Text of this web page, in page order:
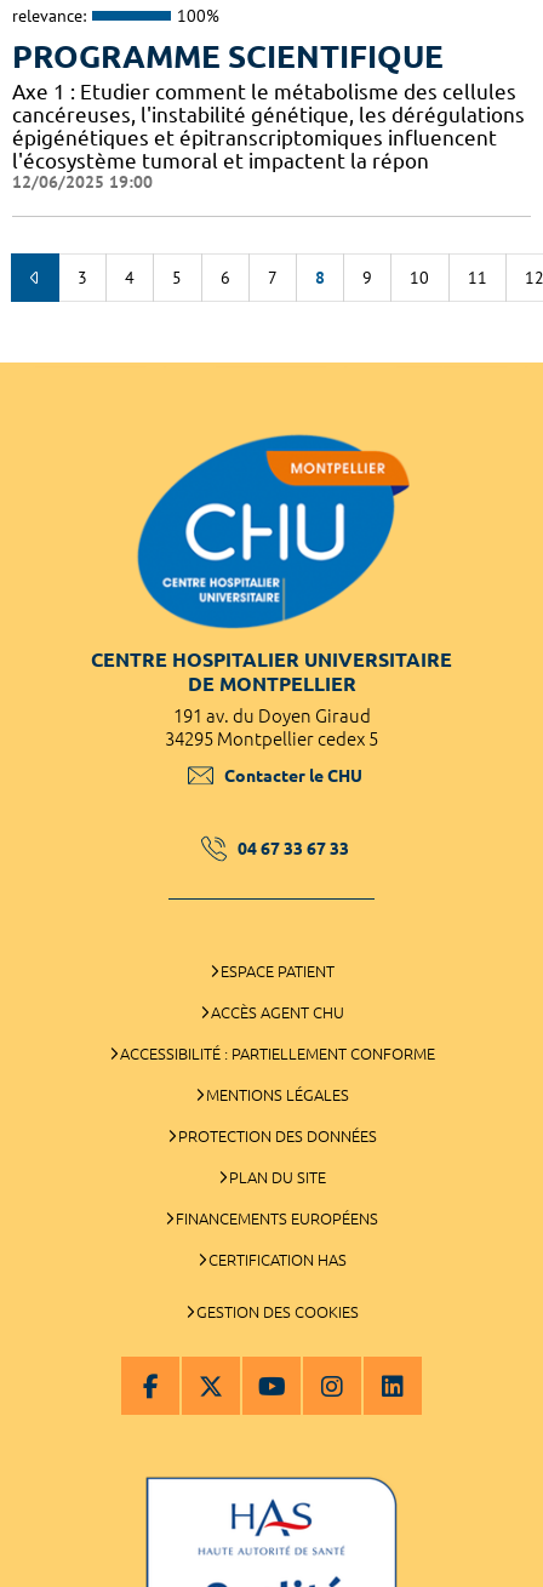
relevance: 100%
PROGRAMME SCIENTIFIQUE
Axe 1 : Etudier comment le métabolisme des cellules
cancéreuses, l'instabilité génétique, les dérégulations
épigénétiques et épitranscriptomiques influencent
l'écosystème tumoral et impactent la répon
12/06/2025 19:00
3 4 5 6 7 8 9 10 11 12
CENTRE HOSPITALIER UNIVERSITAIRE
DE MONTPELLIER
191 av. du Doyen Giraud
34295 Montpellier cedex 5
Contacter le CHU
04 67 33 67 33
ESPACE PATIENT
ACCÈS AGENT CHU
ACCESSIBILITÉ : PARTIELLEMENT CONFORME
MENTIONS LÉGALES
PROTECTION DES DONNÉES
PLAN DU SITE
FINANCEMENTS EUROPÉENS
CERTIFICATION HAS
GESTION DES COOKIES